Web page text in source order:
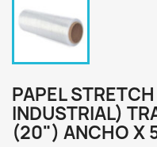
PAPEL
INDUSTRIAL)
(20") ANCHO X